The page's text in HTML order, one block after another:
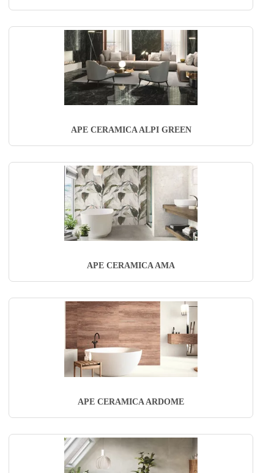
APE CERAMICA ALPI GREEN
APE CERAMICA AMA
APE CERAMICA ARDOME